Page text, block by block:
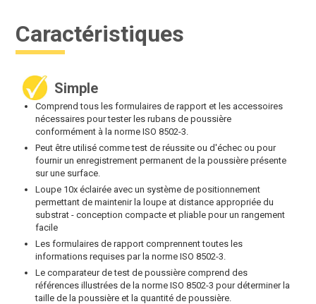
Caractéristiques
Simple
Comprend tous les formulaires de rapport et les accessoires
nécessaires pour tester les rubans de poussière
conformément à la norme ISO 8502-3.
Peut être utilisé comme test de réussite ou d'échec ou pour
fournir un enregistrement permanent de la poussière présente
sur une surface.
Loupe 10x éclairée avec un système de positionnement
permettant de maintenir la loupe at distance appropriée du
substrat - conception compacte et pliable pour un rangement
facile
Les formulaires de rapport comprennent toutes les
informations requises par la norme ISO 8502-3.
Le comparateur de test de poussière comprend des
références illustrées de la norme ISO 8502-3 pour déterminer la
taille de la poussière et la quantité de poussière.